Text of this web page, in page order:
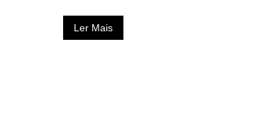
Ler Mais